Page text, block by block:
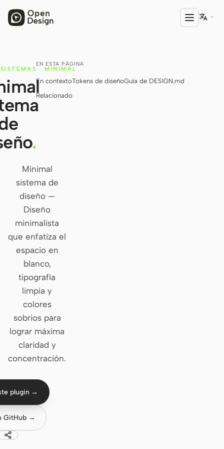
PRODUCTO
Open Design
HTML Anything
Codex Slides
Open Design Plugin
AGENTE
Codex
Cursor Agent
OpenCode
Gemini CLI
GitHub Copilot CLI
Qwen Code
Grok Build
DeepSeek TUI
Trae CLI
Aider

EN ESTA PÁGINA
En contextoTokens de diseñoGuía de DESIGN.md
Relacionado
SISTEMAS · MINIMAL
.
Minimal
sistema de
diseño —
Diseño
minimalista
que enfatiza el
espacio en
blanco,
tipografía
limpia y
colores
sobrios para
lograr máxima
claridad y
concentración.
plugin →
GitHub →